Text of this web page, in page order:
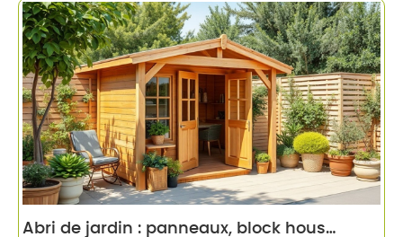
Abri de jardin : panneaux, block house ou lambris ?